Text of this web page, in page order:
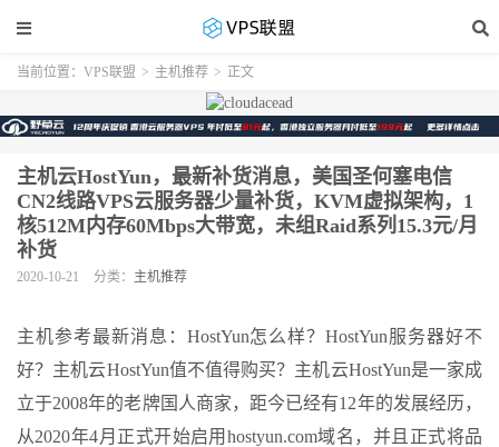
当前位置： VPS联盟 > 主机推荐 > 正文
主机云HostYun，最新补货消息，美国圣何塞电信
CN2线路VPS云服务器少量补货，KVM虚拟架构，1
核512M内存60Mbps大带宽，未组Raid系列15.3元/月
补货
2020-10-21 分类： 主机推荐
主机参考最新消息：HostYun怎么样？HostYun服务器好不
好？主机云HostYun值不值得购买？主机云HostYun是一家成
立于2008年的老牌国人商家，距今已经有12年的发展经历，
从2020年4月正式开始启用hostyun.com域名，并且正式将品